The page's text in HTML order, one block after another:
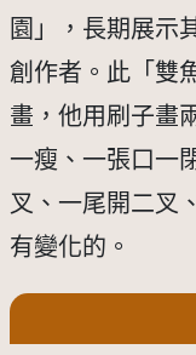
園」，長期展示
創作者。此「雙
畫，他用刷子畫
一瘦、一張口一
叉、一尾開二叉
有變化的。